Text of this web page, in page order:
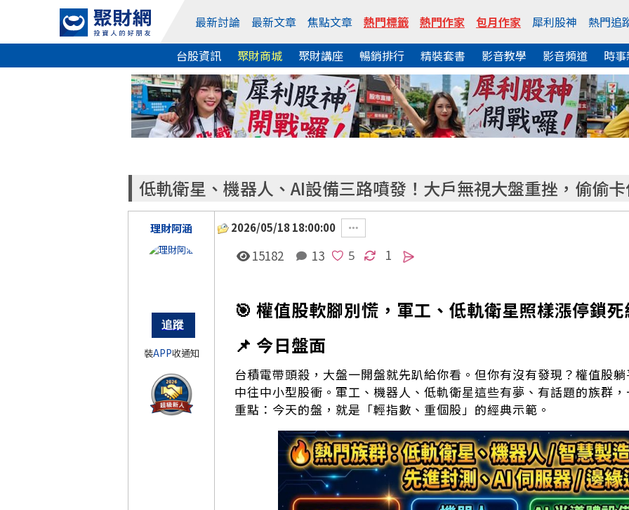
最新討論 最新文章 焦點文章 熱門標籤 熱門作家 包月作家 犀利股神
熱門追
台股資訊
聚財商城 聚財講座 暢銷排行 精裝套書 影音教學 影音頻道 時
低軌衛星、機器人、AI設備三路噴發！大戶無視大盤重挫，偷偷
理財阿涵
裝APP收通知
2026/05/18 18:00:00
15182 13 1
🎯 權值股軟腳別慌，軍工、低軌衛星照樣漲停鎖
📌 今日盤面
台積電帶頭殺，大盤一開盤就先趴給你看。但你有沒有發現？權值股
中往中小型股衝。軍工、機器人、低軌衛星這些有夢、有話題的族群
重點：今天的盤，就是「輕指數、重個股」的經典示範。